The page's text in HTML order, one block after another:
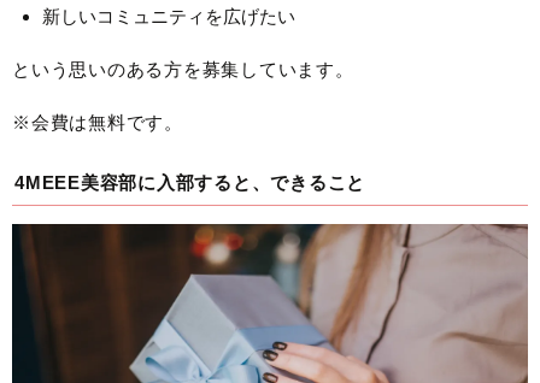
新しいコミュニティを広げたい
という思いのある方を募集しています。
※会費は無料です。
4MEEE美容部に入部すると、できること